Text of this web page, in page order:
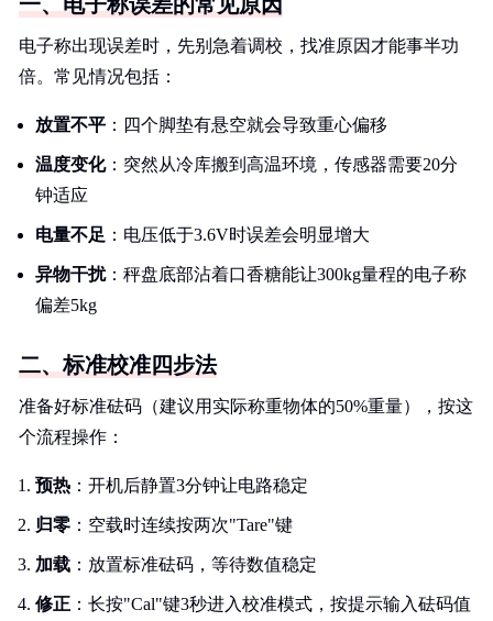
电子称出现误差时，先别急着调校，找准原因才能事半功
倍。常见情况包括：
放置不平 ：四个脚垫有悬空就会导致重心偏移
温度变化：突然从冷库搬到高温环境，传感器需要20分
钟适应
电量不足 ：电压低于3.6V时误差会明显增大
异物干扰：秤盘底部沾着口香糖能让300kg量程的电子称
偏差5kg
二、标准校准四步法
准备好标准砝码（建议用实际称重物体的50%重量），按这
个流程操作：
预热 ：开机后静置3分钟让电路稳定
归零 ：空载时连续按两次"Tare"键
加载 ：放置标准砝码，等待数值稳定
修正 ：长按"Cal"键3秒进入校准模式，按提示输入砝码值